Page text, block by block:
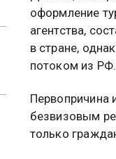
оформление
агентства,
в стране,
потоком из РФ.
Первопричина
безвизовым
только